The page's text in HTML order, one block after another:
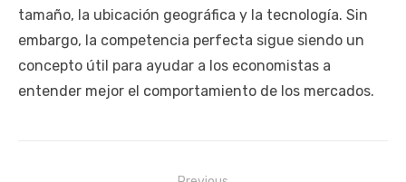
tamaño, la ubicación geográfica y la tecnología. Sin
embargo, la competencia perfecta sigue siendo un
concepto útil para ayudar a los economistas a
entender mejor el comportamiento de los mercados.